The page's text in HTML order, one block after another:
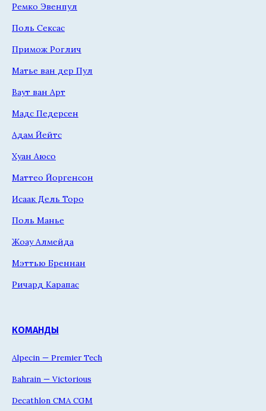
Ремко Эвенпул
Поль Сексас
Примож Роглич
Матье ван дер Пул
Ваут ван Арт
Мадс Педерсен
Адам Йейтс
Хуан Аюсо
Маттео Йоргенсон
Исаак Дель Торо
Поль Манье
Жоау Алмейда
Мэттью Бреннан
Ричард Карапас
КОМАНДЫ
Alpecin — Premier Tech
Bahrain — Victorious
Decathlon CMA CGM